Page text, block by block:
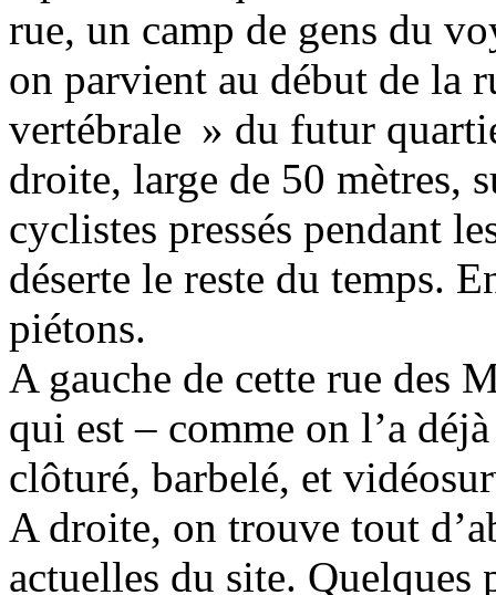
rue, un camp de gens du
on parvient au début de la
vertébrale » du futur
droite, large de 50 mètres,
cyclistes pressés pendant
déserte le reste du temps.
piétons.
A gauche de cette rue des
qui est – comme on l’a
clôturé, barbelé, et
A droite, on trouve tout
actuelles du site. Quelques